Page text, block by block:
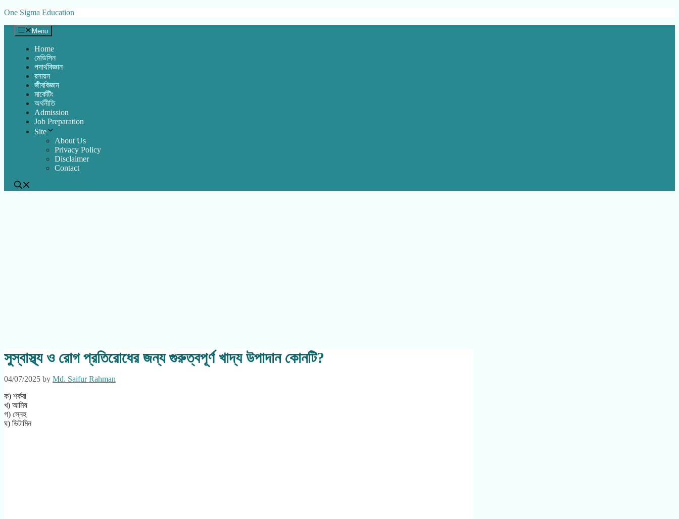
Skip
content
One Sigma Education
Menu
Home
মেডিসিন
পদার্থবিজ্ঞান
রসায়ন
জীববিজ্ঞান
মার্কেটিং
অর্থনীতি
Admission
Job Preparation
Site
About Us
Privacy Policy
Disclaimer
Contact
সুস্বাস্থ্য ও রোগ প্রতিরোধের জন্য গুরুত্বপূর্ণ খাদ্য উপাদান কোনটি?
04/07/2025 by Md. Saifur Rahman
ক) শর্করা
খ) আমিষ
গ) স্নেহ
ঘ) ভিটামিন